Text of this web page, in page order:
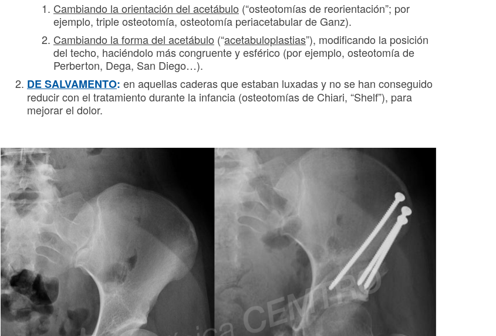
Cambiando la orientación del acetábulo (“osteotomías de reorientación”; por
ejemplo, triple osteotomía, osteotomía periacetabular de Ganz).
Cambiando la forma del acetábulo (“acetabuloplastias”), modificando la posición
del techo, haciéndolo más congruente y esférico (por ejemplo, osteotomía de
Perberton, Dega, San Diego…).
DE SALVAMENTO: en aquellas caderas que estaban luxadas y no se han conseguido
reducir con el tratamiento durante la infancia (osteotomías de Chiari, “Shelf”), para
mejorar el dolor.